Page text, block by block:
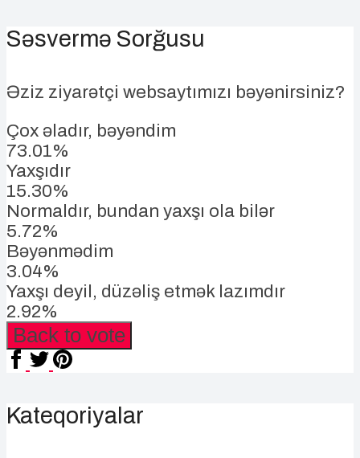
Səsvermə Sorğusu
Əziz ziyarətçi websaytımızı bəyənirsiniz?
Çox əladır, bəyəndim
73.01%
Yaxşıdır
15.30%
Normaldır, bundan yaxşı ola bilər
5.72%
Bəyənmədim
3.04%
Yaxşı deyil, düzəliş etmək lazımdır
2.92%
Back to vote
Kateqoriyalar